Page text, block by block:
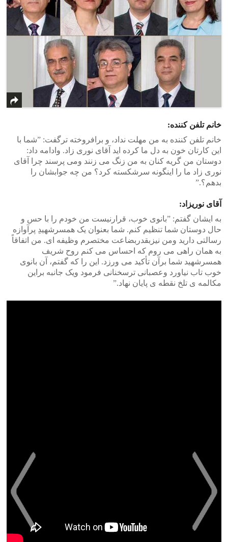
‎‫خانم تلفن کنند‬ه‫:‬
‎خانم تلفن کننده به من مهلت نداد، و برافروخته ترگفت: ‫”‬شما با
این کارتان خون به دل ما کرده اید آقای نوری زاد. وادامه داد:
دوستان من گریه کنان به من زنگ می زنند ومی پرسند چرا آقای
نوری زاد ما را اینگونه سرشکسته کرد؟ من چه جوابشان را
بدهم؟‫.”‬
آقای نوریزاد:
‎به ایشان گفتم: ‫”‬بانوی خوب، قرارنیست من خودم را با حس و
حال دوستان شما تنظیم کنم. شما بعنوان یک همسرشهیدِ پرآوازه
رسالتی دارید ومن نیزبقدربضاعت مختصرم وظیفه ای. من اتفاقاً
به همان راهی می روم که احساس می کنم روح شریف
همسرشهید شما برآن تأکید می ورزد. این را که گفتم، آن بانوی
خوب تاب نیاورد وعصبانی ترسخنانی فرمود ویک جانبه براین
مکالمه ی تلخ نقطه ی پایان نهاد‫.”‬